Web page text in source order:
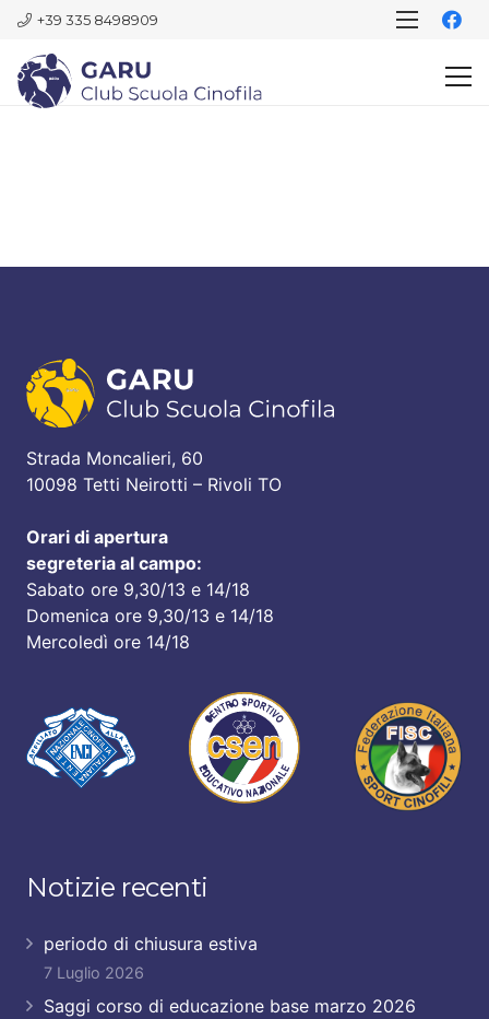
+39 335 8498909
Strada Moncalieri, 60
10098 Tetti Neirotti – Rivoli TO
Orari di apertura
segreteria al campo:
Sabato ore 9,30/13 e 14/18
Domenica ore 9,30/13 e 14/18
Mercoledì ore 14/18
Notizie recenti
periodo di chiusura estiva
7 Luglio 2026
Saggi corso di educazione base marzo 2026